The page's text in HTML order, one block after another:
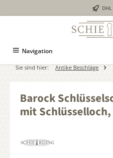
Navigation
Sie sind hier: Antike Beschläge
Barock
mit Schlüsselloch,